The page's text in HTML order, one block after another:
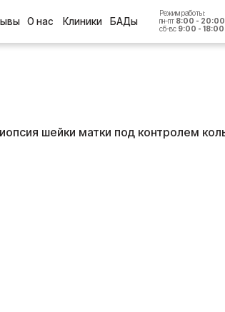
пн-пт8:00 - 20:00
сб-вс9:00 - 18:00
БАДы
Клиники
шейки матки под контролем